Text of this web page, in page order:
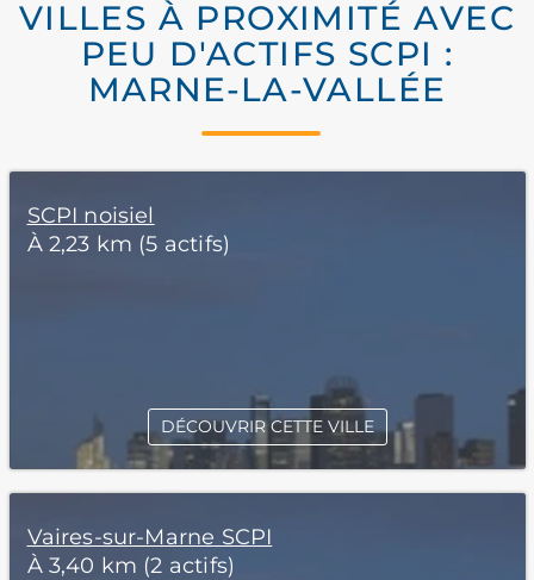
VILLES À PROXIMITÉ AVEC
PEU D'ACTIFS SCPI :
MARNE-LA-VALLÉE
SCPI noisiel
À 2,23 km (5 actifs)
DÉCOUVRIR CETTE VILLE
Vaires-sur-Marne SCPI
À 3,40 km (2 actifs)